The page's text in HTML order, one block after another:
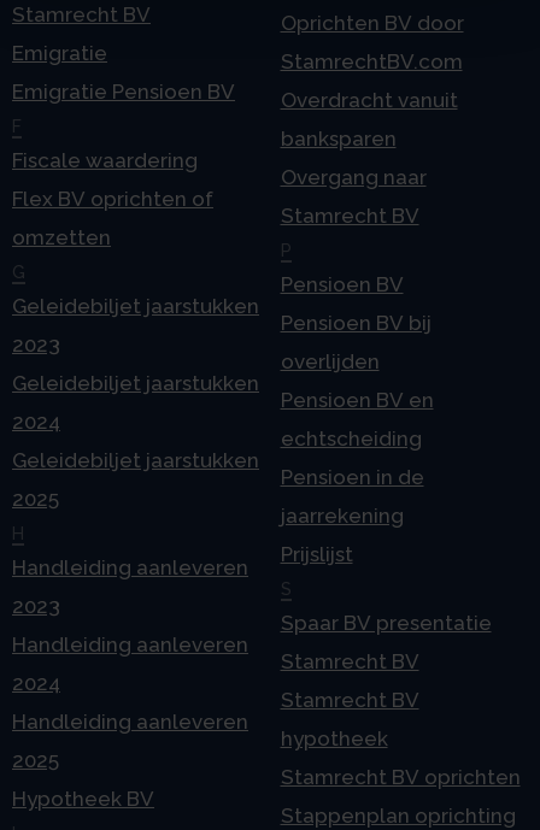
Stamrecht BV
Emigratie
Emigratie Pensioen BV
F
Fiscale waardering
Flex BV oprichten of
omzetten
G
Geleidebiljet jaarstukken
2023
Geleidebiljet jaarstukken
2024
Geleidebiljet jaarstukken
2025
H
Handleiding aanleveren
2023
Handleiding aanleveren
2024
Handleiding aanleveren
2025
Hypotheek BV
Oprichten BV door
StamrechtBV.com
Overdracht vanuit
banksparen
Overgang naar
Stamrecht BV
P
Pensioen BV
Pensioen BV bij
overlijden
Pensioen BV en
echtscheiding
Pensioen in de
jaarrekening
Prijslijst
S
Spaar BV presentatie
Stamrecht BV
Stamrecht BV
hypotheek
Stamrecht BV oprichten
Stappenplan oprichting